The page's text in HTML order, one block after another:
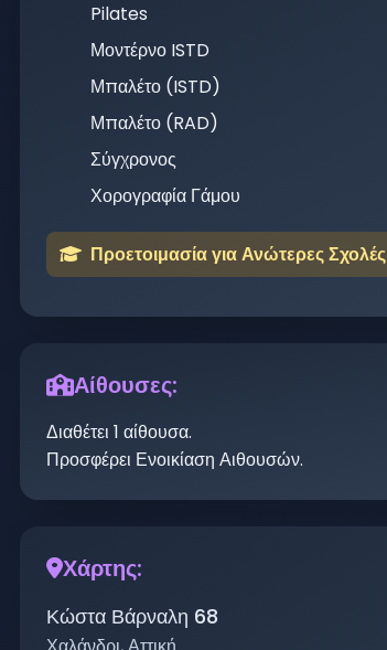
Pilates
Μοντέρνο ISTD
Μπαλέτο (ISTD)
Μπαλέτο (RAD)
Σύγχρονος
Χορογραφία Γάμου
Προετοιμασία για Ανώτερες Σχολές
Αίθουσες:
Διαθέτει 1 αίθουσα.
Προσφέρει Ενοικίαση Αιθουσών.
Χάρτης:
Κώστα Βάρναλη 68